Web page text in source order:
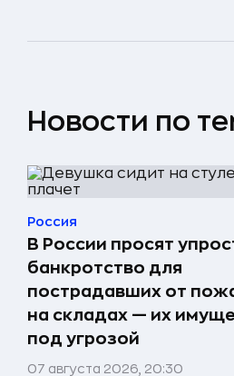
Новости по
Россия
В России просят
банкротство для
пострадавших от
на складах — их
под угрозой
07 августа 2026, 20:30